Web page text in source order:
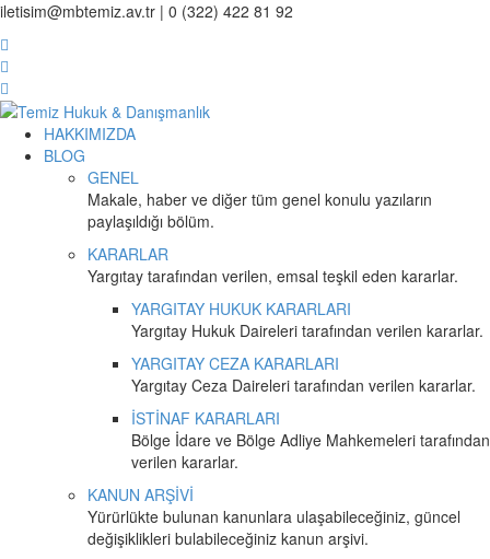
iletisim@mbtemiz.av.tr | 0 (322) 422 81 92
HAKKIMIZDA
BLOG
GENEL
Makale, haber ve diğer tüm genel konulu yazıların
paylaşıldığı bölüm.
KARARLAR
Yargıtay tarafından verilen, emsal teşkil eden kararlar.
YARGITAY HUKUK KARARLARI
Yargıtay Hukuk Daireleri tarafından verilen kararlar.
YARGITAY CEZA KARARLARI
Yargıtay Ceza Daireleri tarafından verilen kararlar.
İSTİNAF KARARLARI
Bölge İdare ve Bölge Adliye Mahkemeleri tarafından
verilen kararlar.
KANUN ARŞİVİ
Yürürlükte bulunan kanunlara ulaşabileceğiniz, güncel
değişiklikleri bulabileceğiniz kanun arşivi.